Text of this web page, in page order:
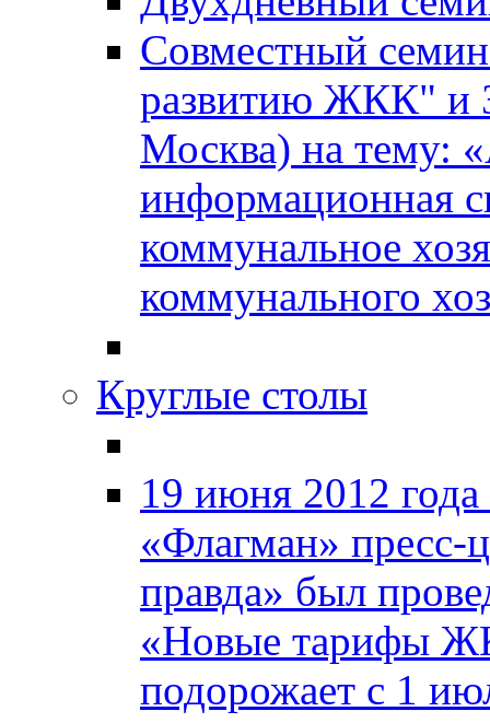
Совместный
развитию ЖКК"
Москва) на тему:
информационная
коммунальное
коммунального
Круглые столы
19 июня 2012
«Флагман» пресс-
правда» был
«Новые тарифы
подорожает с 1